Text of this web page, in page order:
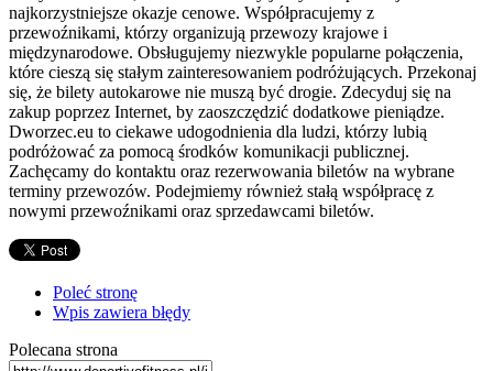
najkorzystniejsze okazje cenowe. Współpracujemy z
przewoźnikami, którzy organizują przewozy krajowe i
międzynarodowe. Obsługujemy niezwykle popularne połączenia,
które cieszą się stałym zainteresowaniem podróżujących. Przekonaj
się, że bilety autokarowe nie muszą być drogie. Zdecyduj się na
zakup poprzez Internet, by zaoszczędzić dodatkowe pieniądze.
Dworzec.eu to ciekawe udogodnienia dla ludzi, którzy lubią
podróżować za pomocą środków komunikacji publicznej.
Zachęcamy do kontaktu oraz rezerwowania biletów na wybrane
terminy przewozów. Podejmiemy również stałą współpracę z
nowymi przewoźnikami oraz sprzedawcami biletów.
Poleć stronę
Wpis zawiera błędy
Polecana strona